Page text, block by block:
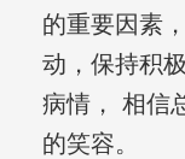
的重要因素
动，保持积
病情， 相信
的笑容。